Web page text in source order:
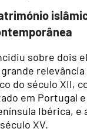
sobre dois
do século XII,
em Portugal
Ibérica, e
XV.